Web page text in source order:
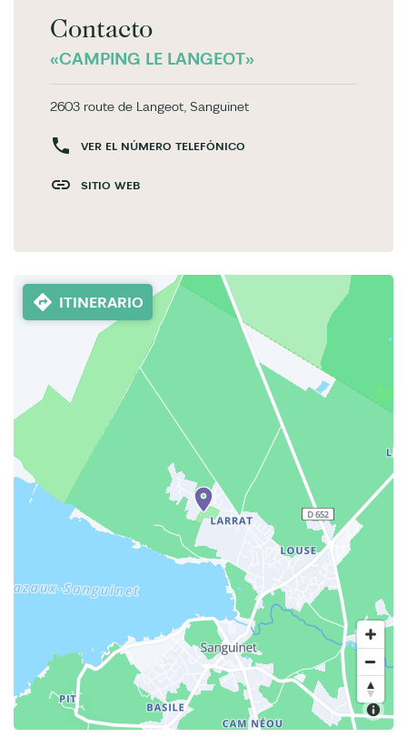
Contacto
«CAMPING LE LANGEOT»
2603 route de Langeot, Sanguinet
VER EL NÚMERO TELEFÓNICO
SITIO WEB
ITINERARIO